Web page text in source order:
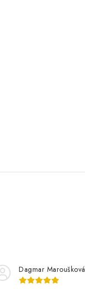
Dagmar Maroušková